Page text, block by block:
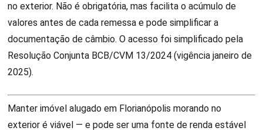
no exterior. Não é obrigatória, mas facilita o acúmulo de
valores antes de cada remessa e pode simplificar a
documentação de câmbio. O acesso foi simplificado pela
Resolução Conjunta BCB/CVM 13/2024 (vigência janeiro de
2025).
Manter imóvel alugado em Florianópolis morando no
exterior é viável — e pode ser uma fonte de renda estável